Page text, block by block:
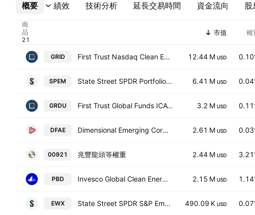
概要 績效 技術分析 延長交易時間 資金流向 股
更多
商
品
市值 權
GRID First Trust Nasdaq Clean Edge Smart GRID Infrastructure Index 12.44 M USD
SPEM State Street SPDR Portfolio Emerging Markets ETF 6.41 M USD
GRDU First Trust Global Funds ICAV - First Trust Nasdaq Clean Edge Smart Grid Infrastructure UCITS ETF Accum A USD 3.2 M USD
DFAE Dimensional Emerging Core Equity Market ETF 2.61 M USD
00921 兆豐龍頭等權重 2.44 M USD
PBD Invesco Global Clean Energy ETF 2.15 M USD
EWX State Street SPDR S&P Emerging Markets Small Cap ETF 490.09 K USD